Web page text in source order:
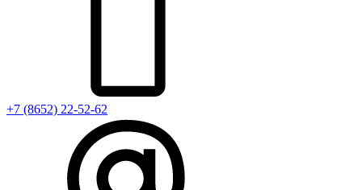
+7 (8652) 22-52-62